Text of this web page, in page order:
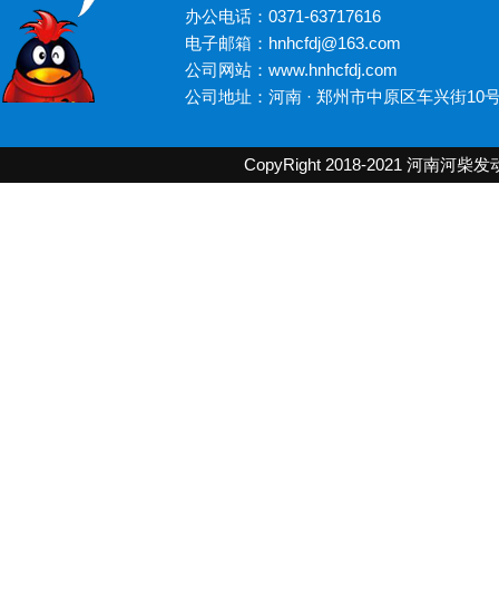
办公电话：0371-63717616
电子邮箱：hnhcfdj@163.com
公司网站：www.hnhcfdj.com
公司地址：河南 · 郑州市中原区车兴街10
CopyRight 2018-2021 河南河柴发